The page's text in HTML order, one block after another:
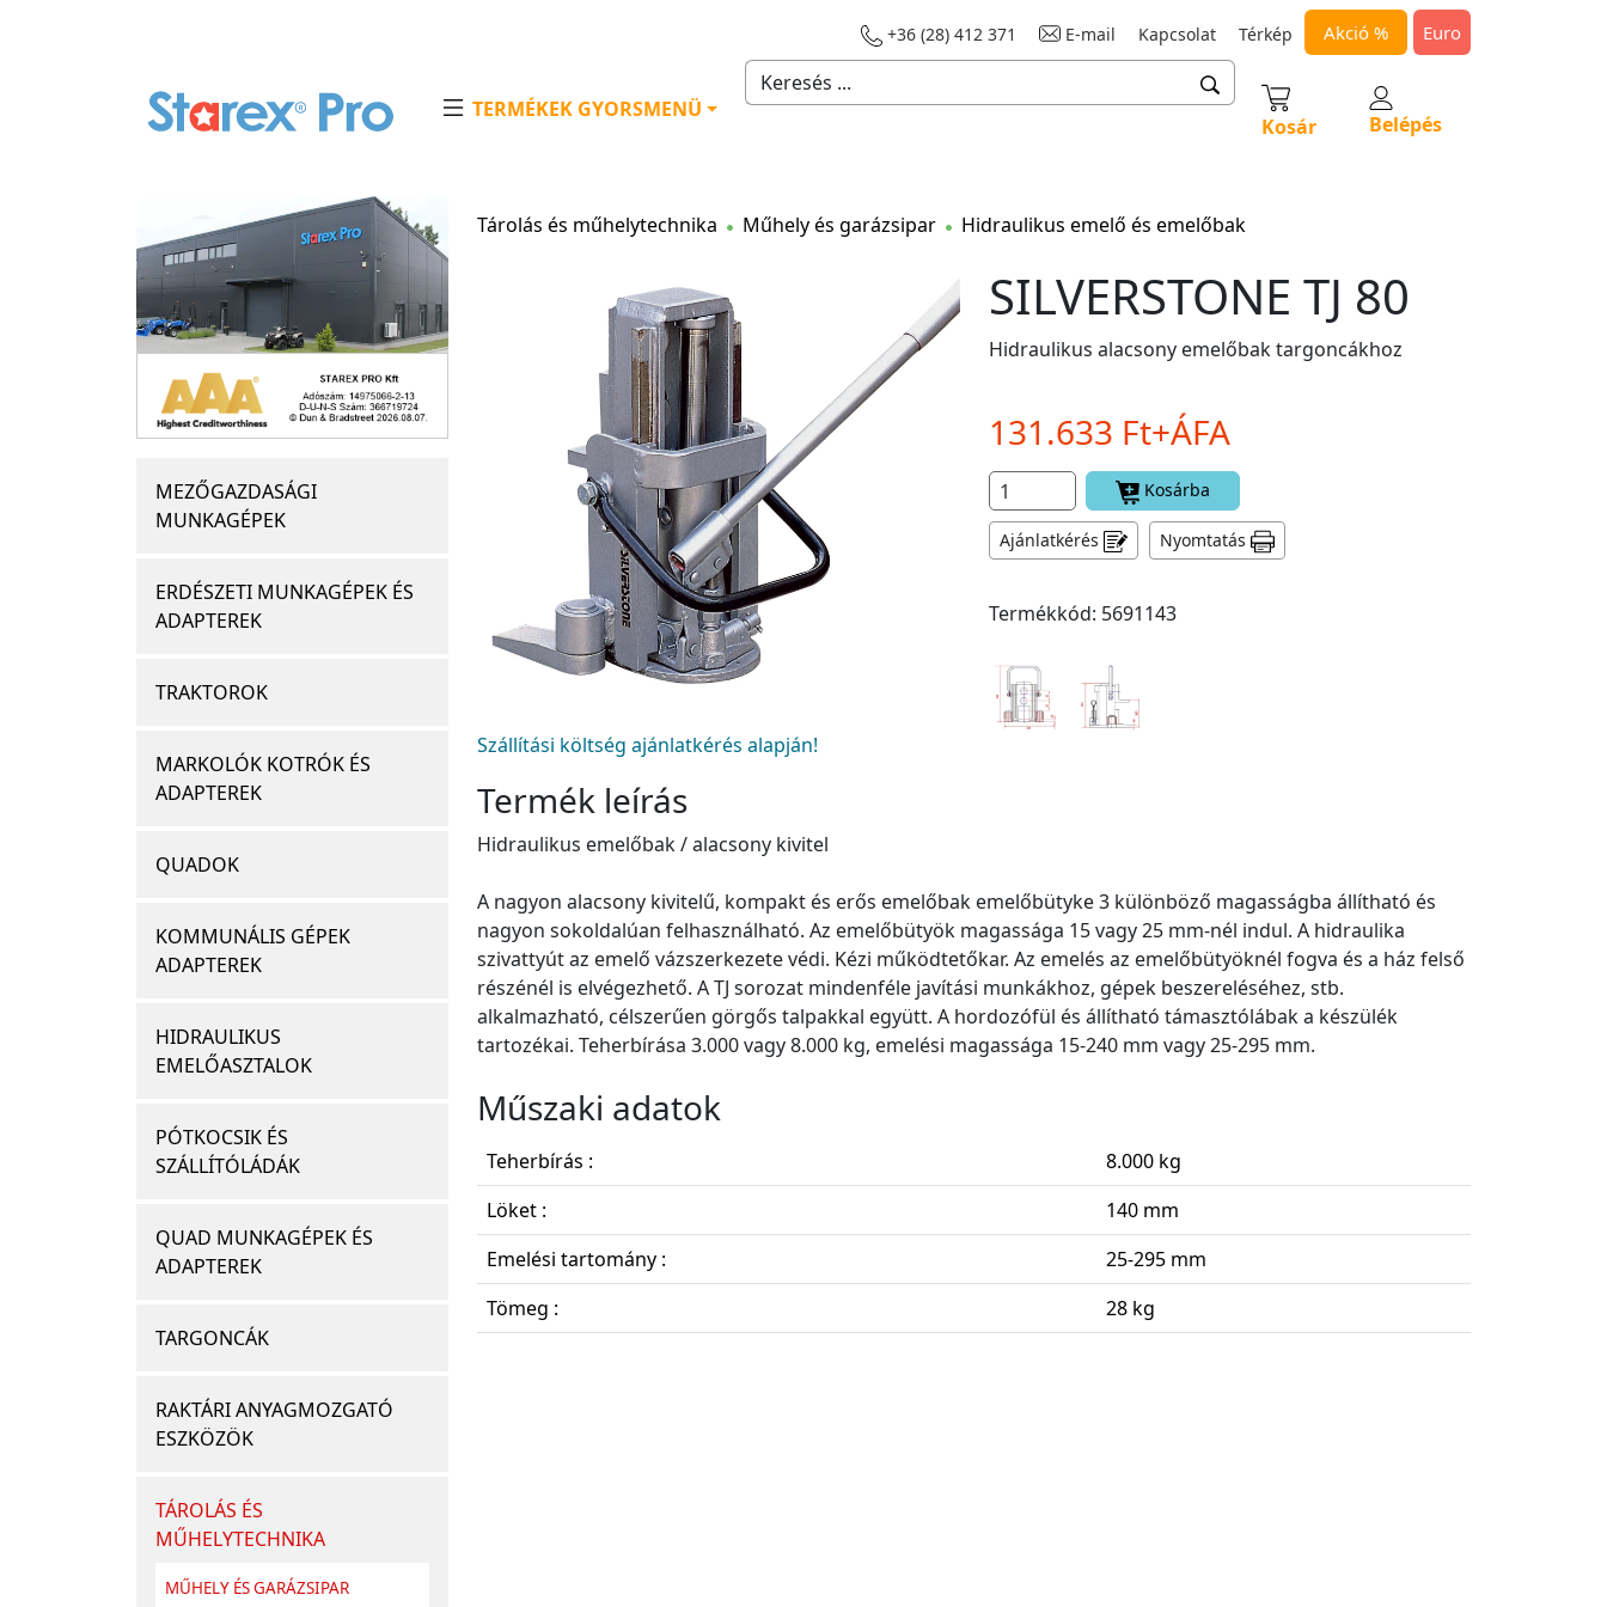
+36 (28) 412 371 E-mail Kapcsolat Térkép Akció % Euro
TERMÉKEK GYORSMENÜ
Kosár Belépés
MEZŐGAZDASÁGI
MUNKAGÉPEK
ERDÉSZETI MUNKAGÉPEK ÉS
ADAPTEREK
TRAKTOROK
MARKOLÓK KOTRÓK ÉS
ADAPTEREK
QUADOK
KOMMUNÁLIS GÉPEK
ADAPTEREK
HIDRAULIKUS
EMELŐASZTALOK
PÓTKOCSIK ÉS
SZÁLLÍTÓLÁDÁK
QUAD MUNKAGÉPEK ÉS
ADAPTEREK
TARGONCÁK
RAKTÁRI ANYAGMOZGATÓ
ESZKÖZÖK
TÁROLÁS ÉS
MŰHELYTECHNIKA
MŰHELY ÉS GARÁZSIPAR
Tárolás és műhelytechnika Műhely és garázsipar Hidraulikus emelő és emelőbak
Szállítási költség ajánlatkérés alapján!
SILVERSTONE TJ 80
Hidraulikus alacsony emelőbak targoncákhoz
131.633 Ft+ÁFA
Kosárba
Ajánlatkérés Nyomtatás
Termékkód: 5691143
Termék leírás
Hidraulikus emelőbak / alacsony kivitel
A nagyon alacsony kivitelű, kompakt és erős emelőbak emelőbütyke 3 különböző magasságba állítható és
nagyon sokoldalúan felhasználható. Az emelőbütyök magassága 15 vagy 25 mm-nél indul. A hidraulika
szivattyút az emelő vázszerkezete védi. Kézi működtetőkar. Az emelés az emelőbütyöknél fogva és a ház felső
részénél is elvégezhető. A TJ sorozat mindenféle javítási munkákhoz, gépek beszereléséhez, stb.
alkalmazható, célszerűen görgős talpakkal együtt. A hordozófül és állítható támasztólábak a készülék
tartozékai. Teherbírása 3.000 vagy 8.000 kg, emelési magassága 15-240 mm vagy 25-295 mm.
Műszaki adatok
Teherbírás :
8.000 kg
Löket :
140 mm
Emelési tartomány :
25-295 mm
Tömeg :
28 kg